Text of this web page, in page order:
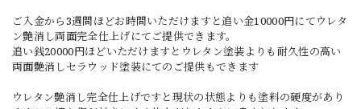
ご入金から3週間ほどお時間いただけますと追い金10000円にてウレタ
ン艶消し両面完全仕上げにてご提供できます。
追い銭20000円ほどいただけますとウレタン塗装よりも耐久性の高い
両面艶消しセラウッド塗装にてのご提供もできます
ウレタン艶消し完全仕上げですと現状の状態よりも塗料の硬度があり